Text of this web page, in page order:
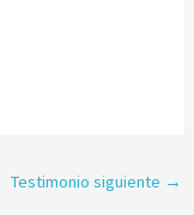
Testimonio siguiente →